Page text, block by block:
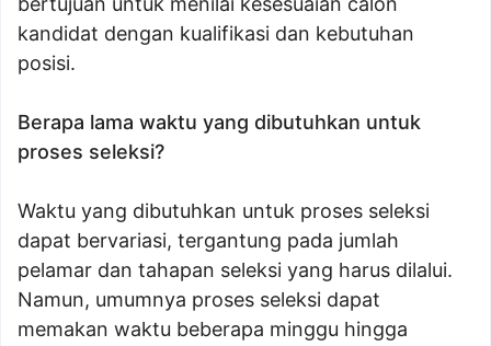
kandidat dengan kualifikasi dan kebutuhan
posisi.
Berapa lama waktu yang dibutuhkan untuk
proses seleksi?
Waktu yang dibutuhkan untuk proses seleksi
dapat bervariasi, tergantung pada jumlah
pelamar dan tahapan seleksi yang harus dilalui.
Namun, umumnya proses seleksi dapat
memakan waktu beberapa minggu hingga